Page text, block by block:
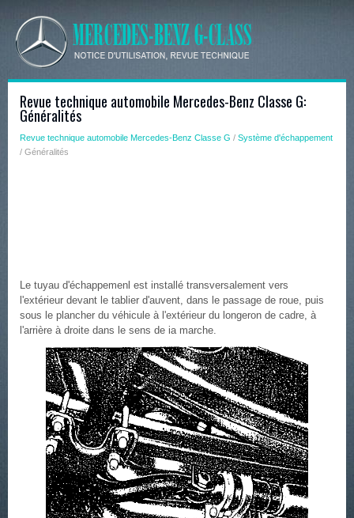
Revue technique automobile Mercedes-Benz Classe G:
Généralités
Revue technique automobile Mercedes-Benz Classe G / Système d'échappement
/ Généralités
Le tuyau d'échappemenl est installé transversalement vers
l'extérieur devant le tablier d'auvent, dans le passage de roue, puis
sous le plancher du véhicule à l'extérieur du longeron de cadre, à
l'arrière à droite dans le sens de ia marche.